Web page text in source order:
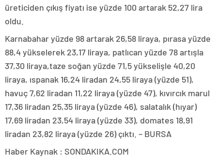
üreticiden çıkış fiyatı ise yüzde 100 artarak 52,27 lira
oldu.
Karnabahar yüzde 98 artarak 26,58 liraya, pırasa yüzde
88,4 yükselerek 23,17 liraya, patlıcan yüzde 78 artışla
37,30 liraya,taze soğan yüzde 71,5 yükselişle 40,20
liraya, ıspanak 16,24 liradan 24,55 liraya (yüzde 51),
havuç 7,62 liradan 11,22 liraya (yüzde 47), kıvırcık marul
17,36 liradan 25,35 liraya (yüzde 46), salatalık (hıyar)
17,69 liradan 23,54 liraya (yüzde 33), domates 18,91
liradan 23,82 liraya (yüzde 26) çıktı. – BURSA
Haber Kaynak : SONDAKIKA.COM